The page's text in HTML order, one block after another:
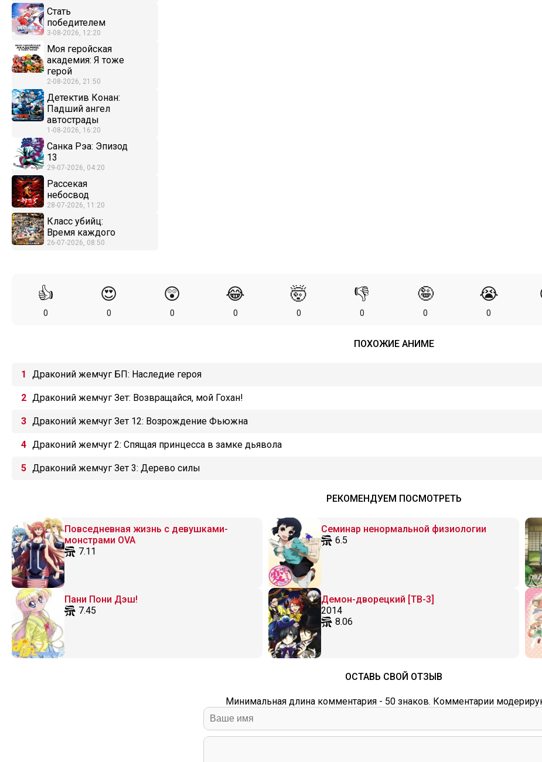
Стать
победителем
3-08-2026, 12:20
Моя геройская
академия: Я тоже
герой
2-08-2026, 21:50
Детектив Конан:
Падший ангел
автострады
1-08-2026, 16:20
Санка Рэа: Эпизод
13
29-07-2026, 04:20
Рассекая
небосвод
28-07-2026, 11:20
Класс убийц:
Время каждого
26-07-2026, 08:50
👍
0
😍
0
😲
0
😂
0
🤯
0
👎
0
🤪
0
😭
0
ПОХОЖИЕ АНИМЕ
Драконий жемчуг БП: Наследие героя
Драконий жемчуг Зет: Возвращайся, мой Гохан!
Драконий жемчуг Зет 12: Возрождение Фьюжна
Драконий жемчуг 2: Спящая принцесса в замке дьявола
Драконий жемчуг Зет 3: Дерево силы
РЕКОМЕНДУЕМ ПОСМОТРЕТЬ
Повседневная жизнь с девушками-
монстрами OVA
7.11
Семинар ненормальной физиологии
6.5
Пани Пони Дэш!
7.45
Демон-дворецкий [ТВ-3]
2014
8.06
ОСТАВЬ СВОЙ ОТЗЫВ
Минимальная длина комментария - 50 знаков. Комментарии